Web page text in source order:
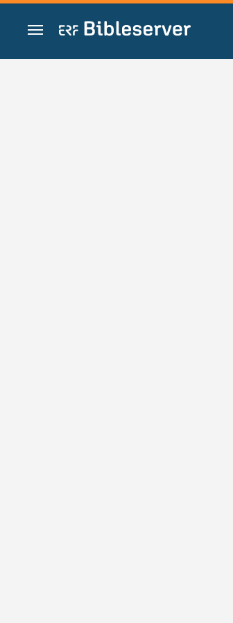
Zum Inhalt springen